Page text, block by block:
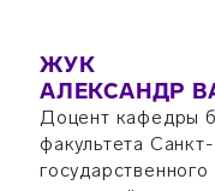
ЖУК
АЛЕКСАНДР
Доцент кафедры
факультета